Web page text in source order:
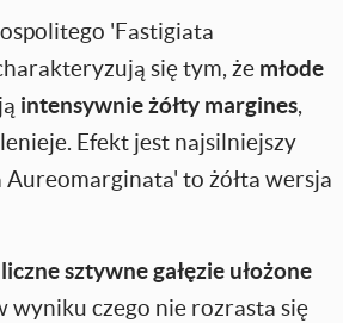
'Fastigiata
się tym, że młode
intensywnie żółty margines,
Efekt jest najsilniejszy
to żółta wersja
liczne sztywne gałęzie ułożone
wyniku czego nie rozrasta się